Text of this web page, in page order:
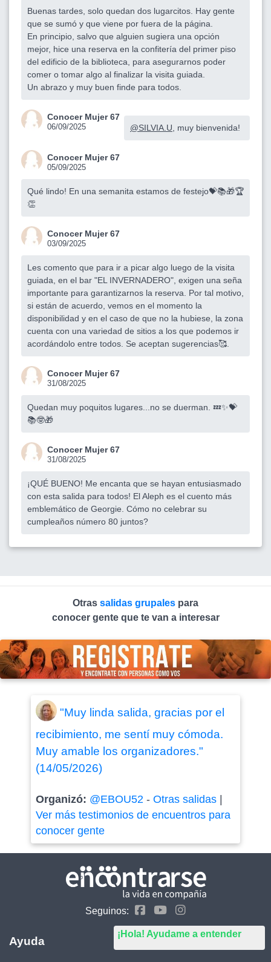
¡Hola! Ayudame a entender
Buenas tardes, solo quedan dos lugarcitos. Hay gente
que se sumó y que viene por fuera de la página.
En principio, salvo que alguien sugiera una opción
mejor, hice una reserva en la confitería del primer piso
del edificio de la biblioteca, para asegurarnos poder
comer o tomar algo al finalizar la visita guiada.
Un abrazo y muy buen finde para todos.
Conocer Mujer 67
06/09/2025 @SILVIA.U , muy bienvenida!
Conocer Mujer 67
05/09/2025
Qué lindo! En una semanita estamos de festejo💝📚🎁🏆
👏
Conocer Mujer 67
03/09/2025
Les comento que para ir a picar algo luego de la visita
guiada, en el bar "EL INVERNADERO", exigen una seña
importante para garantizarnos la reserva. Por tal motivo,
si están de acuerdo, vemos en el momento la
disponibilidad y en el caso de que no la hubiese, la zona
cuenta con una variedad de sitios a los que podemos ir
acordándolo entre todos. Se aceptan sugerencias🥰.
Conocer Mujer 67
31/08/2025
Quedan muy poquitos lugares...no se duerman. 💤✨💝
📚🤓🎁
Conocer Mujer 67
31/08/2025
¡QUÉ BUENO! Me encanta que se hayan entusiasmado
con esta salida para todos! El Aleph es el cuento más
emblemático de Georgie. Cómo no celebrar su
cumpleaños número 80 juntos?
Otras salidas grupales para
conocer gente que te van a interesar
"Muy linda salida, gracias por el
recibimiento, me sentí muy cómoda.
Muy amable los organizadores."
(14/05/2026)
Organizó: @EBOU52- Otras salidas|
Ver más testimonios de encuentros para
conocer gente
Seguinos:
Ayuda